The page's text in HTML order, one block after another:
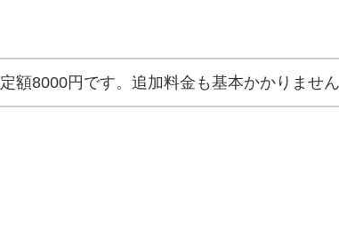
定額8000円です。追加料金も基本かかりません